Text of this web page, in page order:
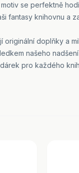
se perfektně
fantasy knihovnu a
originální doplňky a
našeho
pro každého